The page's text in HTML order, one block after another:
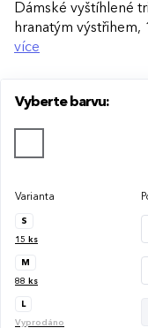
Dámské vyštíhlené
hranatým
sešití.
více
Vyberte barvu:
Varianta
S
15 ks
M
88 ks
L
Vyprodáno